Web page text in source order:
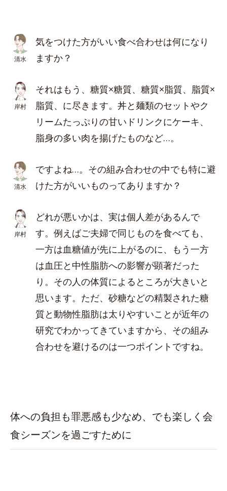
清水
気をつけた方がいい食べ合わせは何になり
ますか？
岸村
それはもう、糖質×糖質、糖質×脂質、脂質×
脂質、に尽きます。丼と麺類のセットやク
リームたっぷりの甘いドリンクにケーキ、
脂身の多い肉を揚げたものなど…。
清水
ですよね…。その組み合わせの中でも特に避
けた方がいいものってありますか？
岸村
どれが悪いかは、実は個人差があるんで
す。例えばご夫婦で同じものを食べても、
一方は血糖値が先に上がるのに、もう一方
は血圧と中性脂肪への影響が顕著だった
り。その人の体質によるところが大きいと
思います。ただ、砂糖などの精製された糖
質と動物性脂肪は太りやすいことが近年の
研究でわかってきていますから、その組み
合わせを避けるのは一つポイントですね。
体への負担も罪悪感も少なめ、でも楽しく会
食シーズンを過ごすために